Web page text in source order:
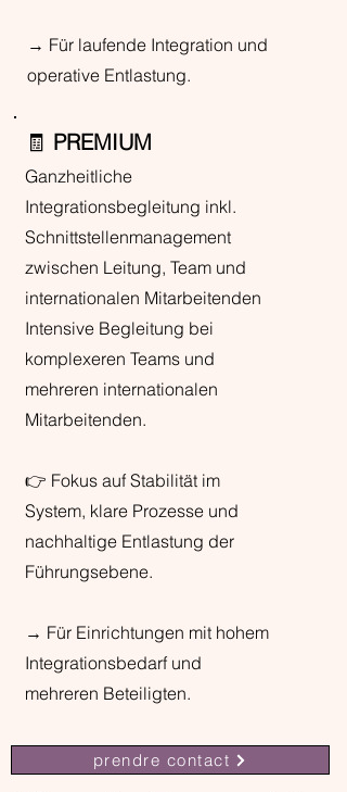
→ Für laufende Integration und
operative Entlastung.
🧾 PREMIUM
Ganzheitliche
Integrationsbegleitung inkl.
Schnittstellenmanagement
zwischen Leitung, Team und
internationalen Mitarbeitenden
Intensive Begleitung bei
komplexeren Teams und
mehreren internationalen
Mitarbeitenden.
👉 Fokus auf Stabilität im
System, klare Prozesse und
nachhaltige Entlastung der
Führungsebene.
→ Für Einrichtungen mit hohem
Integrationsbedarf und
mehreren Beteiligten.
prendre contact